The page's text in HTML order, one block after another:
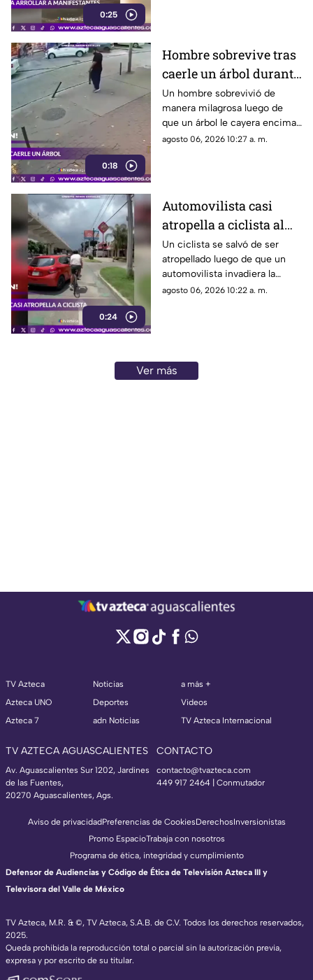
0:25
0:18
Hombre sobrevive tras
caerle un árbol durante
tormenta
Un hombre sobrevivió de
manera milagrosa luego de
que un árbol le cayera encima
durante una fuerte tormenta
agosto 06, 2026 10:27 a. m.
0:24
Automovilista casi
atropella a ciclista al
invadir el carril de la
ciclovía en Guadalajara
Un ciclista se salvó de ser
atropellado luego de que un
automovilista invadiera la
ciclovía al girar a la derecha sin
agosto 06, 2026 10:22 a. m.
Ver más
TV Azteca
Azteca UNO
Azteca 7
Noticias
Deportes
adn Noticias
a más +
Videos
TV Azteca Internacional
TV AZTECA AGUASCALIENTES
Av. Aguascalientes Sur 1202, Jardines
de las Fuentes,
20270 Aguascalientes, Ags.
CONTACTO
contacto@tvazteca.com
449 917 2464 | Conmutador
TV Azteca, M.R. & ©, TV Azteca, S.A.B. de C.V. Todos los derechos reservados,
2025.
Queda prohibida la reproducción total o parcial sin la autorización previa,
expresa y por escrito de su titular.
Aviso de privacidadPreferencias de CookiesDerechosInversionistas
Promo EspacioTrabaja con nosotros
Programa de ética, integridad y cumplimiento
Defensor de Audiencias y Código de Ética de Televisión Azteca III y
Televisora del Valle de México